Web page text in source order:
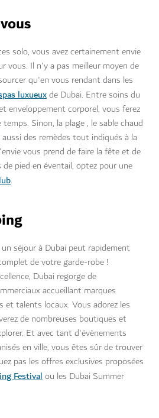
solo, vous avez certainement envie
vous. Il n'y a pas meilleur moyen de
qu'en vous rendant dans les
luxueuxde Dubai. Entre soins du
enveloppement corporel, vous ferez
Sinon, la plage , le sable chaud
des remèdes tout indiqués à la
vous prend de faire la fête et de
pied en éventail, optez pour une
.
séjour à Dubai peut rapidement
de votre garde-robe !
Dubai regorge de
accueillant marques
et talents locaux. Vous adorez les
de nombreuses boutiques et
Et avec tant d'évènements
en ville, vous êtes sûr de trouver
pas les offres exclusives proposées
Festivalou les Dubai Summer